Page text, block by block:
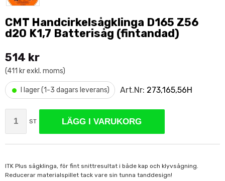
CMT Handcirkelsågklinga D165 Z56
d20 K1,7 Batterisåg (fintandad)
514 kr
(411 kr exkl. moms)
• I lager (1-3 dagars leverans) Art.Nr: 273,165,56H
ST LÄGG I VARUKORG
ITK Plus sågklinga, för fint snittresultat i både kap och klyvsågning.
Reducerar materialspillet tack vare sin tunna tanddesign!